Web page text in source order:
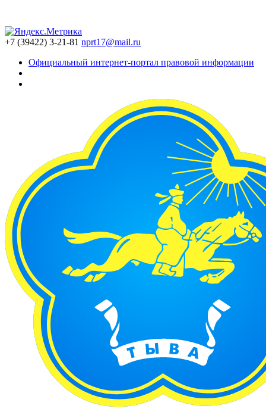
+7 (39422) 3-21-81 nprt17@mail.ru
Официальный интернет-портал правовой информации